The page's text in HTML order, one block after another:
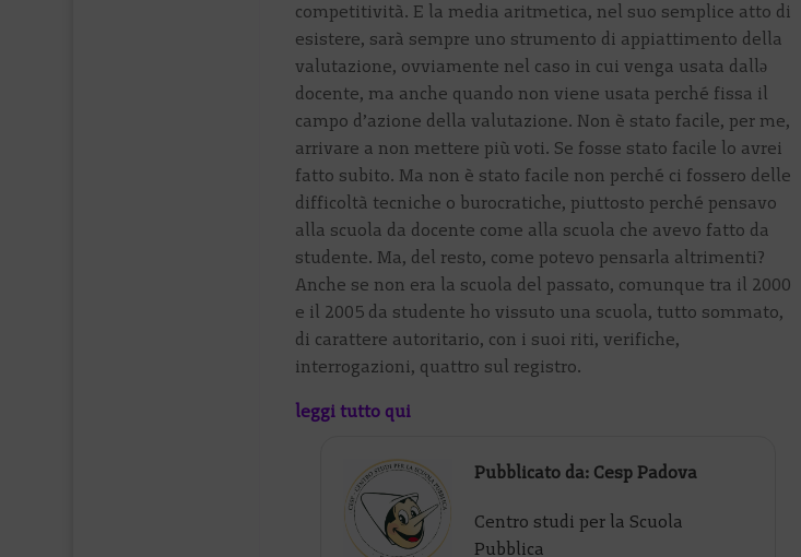
competitività. E la media aritmetica, nel suo semplice atto di
esistere, sarà sempre uno strumento di appiattimento della
valutazione, ovviamente nel caso in cui venga usata dallə
docente, ma anche quando non viene usata perché fissa il
campo d’azione della valutazione. Non è stato facile, per me,
arrivare a non mettere più voti. Se fosse stato facile lo avrei
fatto subito. Ma non è stato facile non perché ci fossero delle
difficoltà tecniche o burocratiche, piuttosto perché pensavo
alla scuola da docente come alla scuola che avevo fatto da
studente. Ma, del resto, come potevo pensarla altrimenti?
Anche se non era la scuola del passato, comunque tra il 2000
e il 2005 da studente ho vissuto una scuola, tutto sommato,
di carattere autoritario, con i suoi riti, verifiche,
interrogazioni, quattro sul registro.
leggi tutto qui
Pubblicato da: Cesp Padova
Centro studi per la Scuola
Pubblica